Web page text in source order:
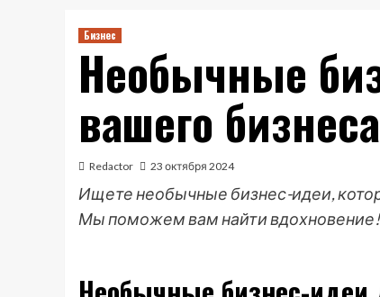
Бизнес
Необычные
вашего бизнеса
Redactor 23 октября 2024
Ищете необычные бизнес-идеи,
Мы поможем вам найти вдохновение!